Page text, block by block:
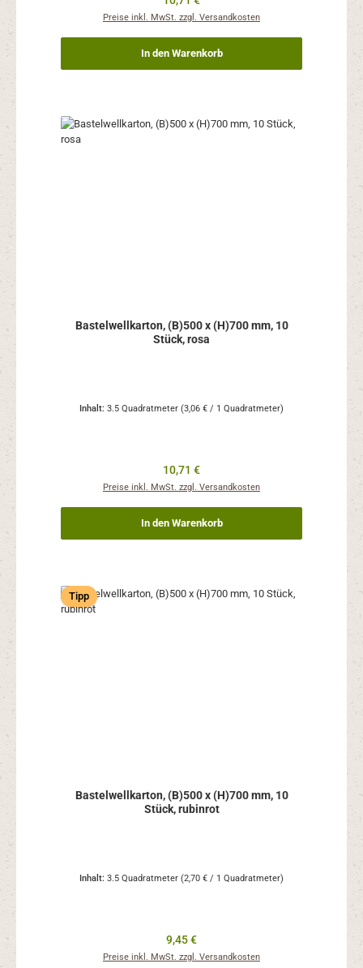
Preise inkl. MwSt. zzgl. Versandkosten
In den Warenkorb
Bastelwellkarton, (B)500 x (H)700 mm, 10
Stück, rosa
Inhalt: 3.5 Quadratmeter (3,06 € / 1 Quadratmeter)
Regulärer Preis:
10,71 €
Preise inkl. MwSt. zzgl. Versandkosten
In den Warenkorb
Tipp
Bastelwellkarton, (B)500 x (H)700 mm, 10
Stück, rubinrot
Inhalt: 3.5 Quadratmeter (2,70 € / 1 Quadratmeter)
Regulärer Preis:
9,45 €
Preise inkl. MwSt. zzgl. Versandkosten